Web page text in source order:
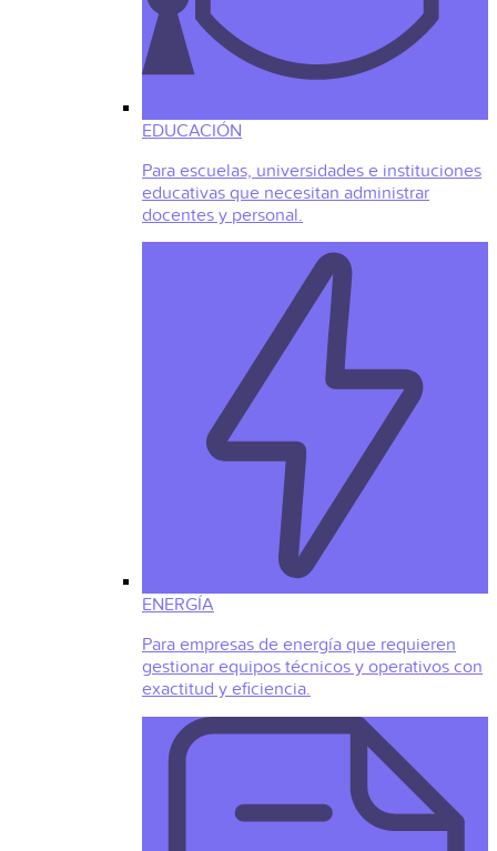
EDUCACIÓN
Para escuelas, universidades e instituciones
educativas que necesitan administrar
docentes y personal.
ENERGÍA
Para empresas de energía que requieren
gestionar equipos técnicos y operativos con
exactitud y eficiencia.